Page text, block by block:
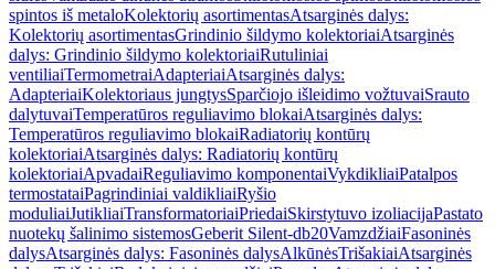
spintos iš metaloKolektorių asortimentasAtsarginės dalys:
Kolektorių asortimentasGrindinio šildymo kolektoriaiAtsarginės
dalys: Grindinio šildymo kolektoriaiRutuliniai
ventiliaiTermometraiAdapteriaiAtsarginės dalys:
AdapteriaiKolektoriaus jungtysSparčiojo išleidimo vožtuvaiSrauto
dalytuvaiTemperatūros reguliavimo blokaiAtsarginės dalys:
Temperatūros reguliavimo blokaiRadiatorių kontūrų
kolektoriaiAtsarginės dalys: Radiatorių kontūrų
kolektoriaiApvadaiReguliavimo komponentaiVykdikliaiPatalpos
termostataiPagrindiniai valdikliaiRyšio
moduliaiJutikliaiTransformatoriaiPriedaiSkirstytuvo izoliacijaPastato
nuotekų šalinimo sistemosGeberit Silent-db20VamzdžiaiFasoninės
dalysAtsarginės dalys: Fasoninės dalysAlkūnėsTrišakiaiAtsarginės